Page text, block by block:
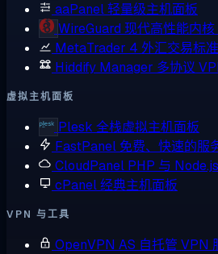
aaPanel轻量级主机面板
WireGuard 现代高性能内核
MetaTrader 4 外汇交易标
Hiddify Manager 多协议
虚拟主机面板
Plesk 全栈虚拟主机面板
FastPanel 免费、快速的服
CloudPanel PHP 与
cPanel经典主机面板
VPN 与工具
OpenVPN AS 自托管 VPN